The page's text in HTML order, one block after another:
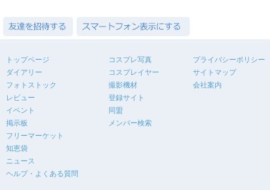
トップページ
ダイアリー
フォトストック
レビュー
イベント
掲示板
フリーマーケット
知恵袋
ニュース
ヘルプ・よくある質問
コスプレ写真
コスプレイヤー
撮影機材
登録サイト
同盟
メンバー検索
プライバシーポリシー
サイトマップ
会社案内